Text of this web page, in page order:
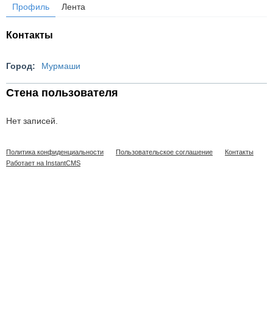
Профиль Лента
Контакты
Город: Мурмаши
Стена пользователя
Нет записей.
Политика конфиденциальности Пользовательское соглашение
Контакты
Работает на InstantCMS